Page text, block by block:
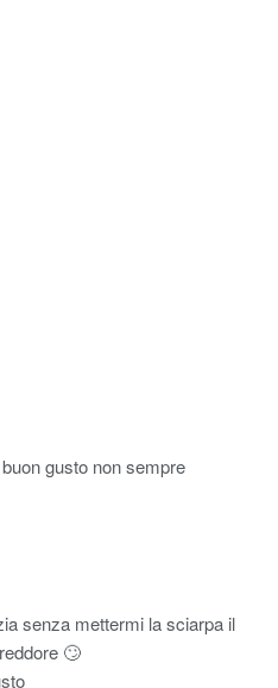
gusto non sempre
senza mettermi la sciarpa il
🙄